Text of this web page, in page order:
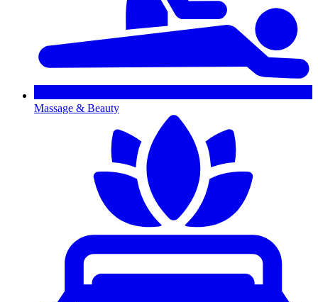
Massage & Beauty